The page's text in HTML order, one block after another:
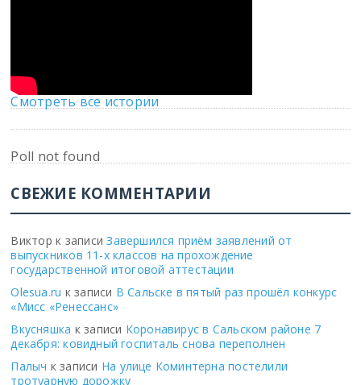
Смотреть все истории
Poll not found
СВЕЖИЕ КОММЕНТАРИИ
Виктор к записиЗавершился приём заявлений от
выпускников 11-х классов на прохождение
государственной итоговой аттестации
Olesua.ru к записи В Сальске в пятый раз прошёл конкурс
«Мисс «Ренессанс»
Вкусняшка к записи Коронавирус в Сальском районе 7
декабря: ковидный госпиталь снова переполнен
Палыч к записи На улице Коминтерна постелили
тротуарную дорожку